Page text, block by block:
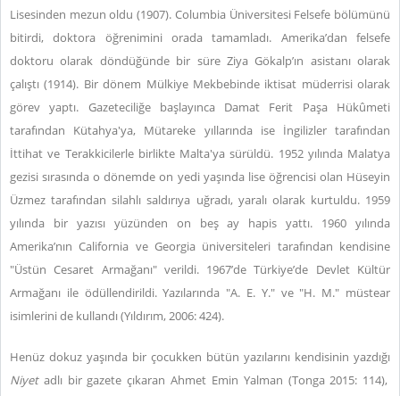
Lisesinden mezun oldu (1907). Columbia Üniversitesi Felsefe bölümünü
bitirdi, doktora öğrenimini orada tamamladı. Amerika’dan felsefe
doktoru olarak döndüğünde bir süre Ziya Gökalp’ın asistanı olarak
çalıştı (1914). Bir dönem Mülkiye Mekbebinde iktisat müderrisi olarak
görev yaptı. Gazeteciliğe başlayınca Damat Ferit Paşa Hükûmeti
tarafından Kütahya'ya, Mütareke yıllarında ise İngilizler tarafından
İttihat ve Terakkicilerle birlikte Malta'ya sürüldü. 1952 yılında Malatya
gezisi sırasında o dönemde on yedi yaşında lise öğrencisi olan Hüseyin
Üzmez tarafından silahlı saldırıya uğradı, yaralı olarak kurtuldu. 1959
yılında bir yazısı yüzünden on beş ay hapis yattı. 1960 yılında
Amerika’nın California ve Georgia üniversiteleri tarafından kendisine
"Üstün Cesaret Armağanı" verildi. 1967’de Türkiye’de Devlet Kültür
Armağanı ile ödüllendirildi. Yazılarında "A. E. Y." ve "H. M." müstear
isimlerini de kullandı (Yıldırım, 2006: 424).
Henüz dokuz yaşında bir çocukken bütün yazılarını kendisinin yazdığı
Niyetadlı bir gazete çıkaran Ahmet Emin Yalman (Tonga 2015: 114),